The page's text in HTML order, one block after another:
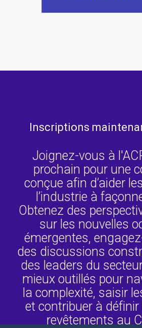
Inscriptions
Joignez-vous à
prochain pour une
conçue afin d’aider
l’industrie à
Obtenez des
sur les nouvelles
émergentes,
des discussions
des leaders du
mieux outillés pour
la complexité, saisir
et contribuer à définir
revêtements au